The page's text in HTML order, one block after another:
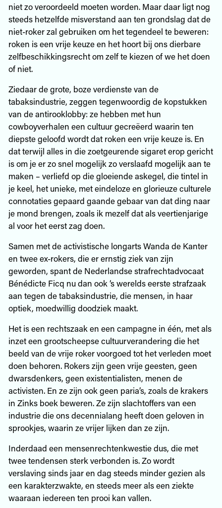
niet zo veroordeeld moeten worden. Maar daar ligt nog
steeds hetzelfde misverstand aan ten grondslag dat de
niet-roker zal gebruiken om het tegendeel te beweren:
roken is een vrije keuze en het hoort bij ons dierbare
zelfbeschikkingsrecht om zelf te kiezen of we het doen
of niet.
Ziedaar de grote, boze verdienste van de
tabaksindustrie, zeggen tegenwoordig de kopstukken
van de antirooklobby: ze hebben met hun
cowboyverhalen een cultuur gecreëerd waarin ten
diepste geloofd wordt dat roken een vrije keuze is. En
dat terwijl alles in die zoetgeurende sigaret erop gericht
is om je er zo snel mogelijk zo verslaafd mogelijk aan te
maken – verliefd op die gloeiende askegel, die tintel in
je keel, het unieke, met eindeloze en glorieuze culturele
connotaties gepaard gaande gebaar van dat ding naar
je mond brengen, zoals ik mezelf dat als veertienjarige
al voor het eerst zag doen.
Samen met de activistische longarts Wanda de Kanter
en twee ex-rokers, die er ernstig ziek van zijn
geworden, spant de Nederlandse strafrechtadvocaat
Bénédicte Ficq nu dan ook ‘s werelds eerste strafzaak
aan tegen de tabaksindustrie, die mensen, in haar
optiek, moedwillig doodziek maakt.
Het is een rechtszaak en een campagne in één, met als
inzet een grootscheepse cultuurverandering die het
beeld van de vrije roker voorgoed tot het verleden moet
doen behoren. Rokers zijn geen vrije geesten, geen
dwarsdenkers, geen existentialisten, menen de
activisten. En ze zijn ook geen paria’s, zoals de krakers
in Zinks boek beweren. Ze zijn slachtoffers van een
industrie die ons decennialang heeft doen geloven in
sprookjes, waarin ze vrijer lijken dan ze zijn.
Inderdaad een mensenrechtenkwestie dus, die met
twee tendensen sterk verbonden is. Zo wordt
verslaving sinds jaar en dag steeds minder gezien als
een karakterzwakte, en steeds meer als een ziekte
waaraan iedereen ten prooi kan vallen.